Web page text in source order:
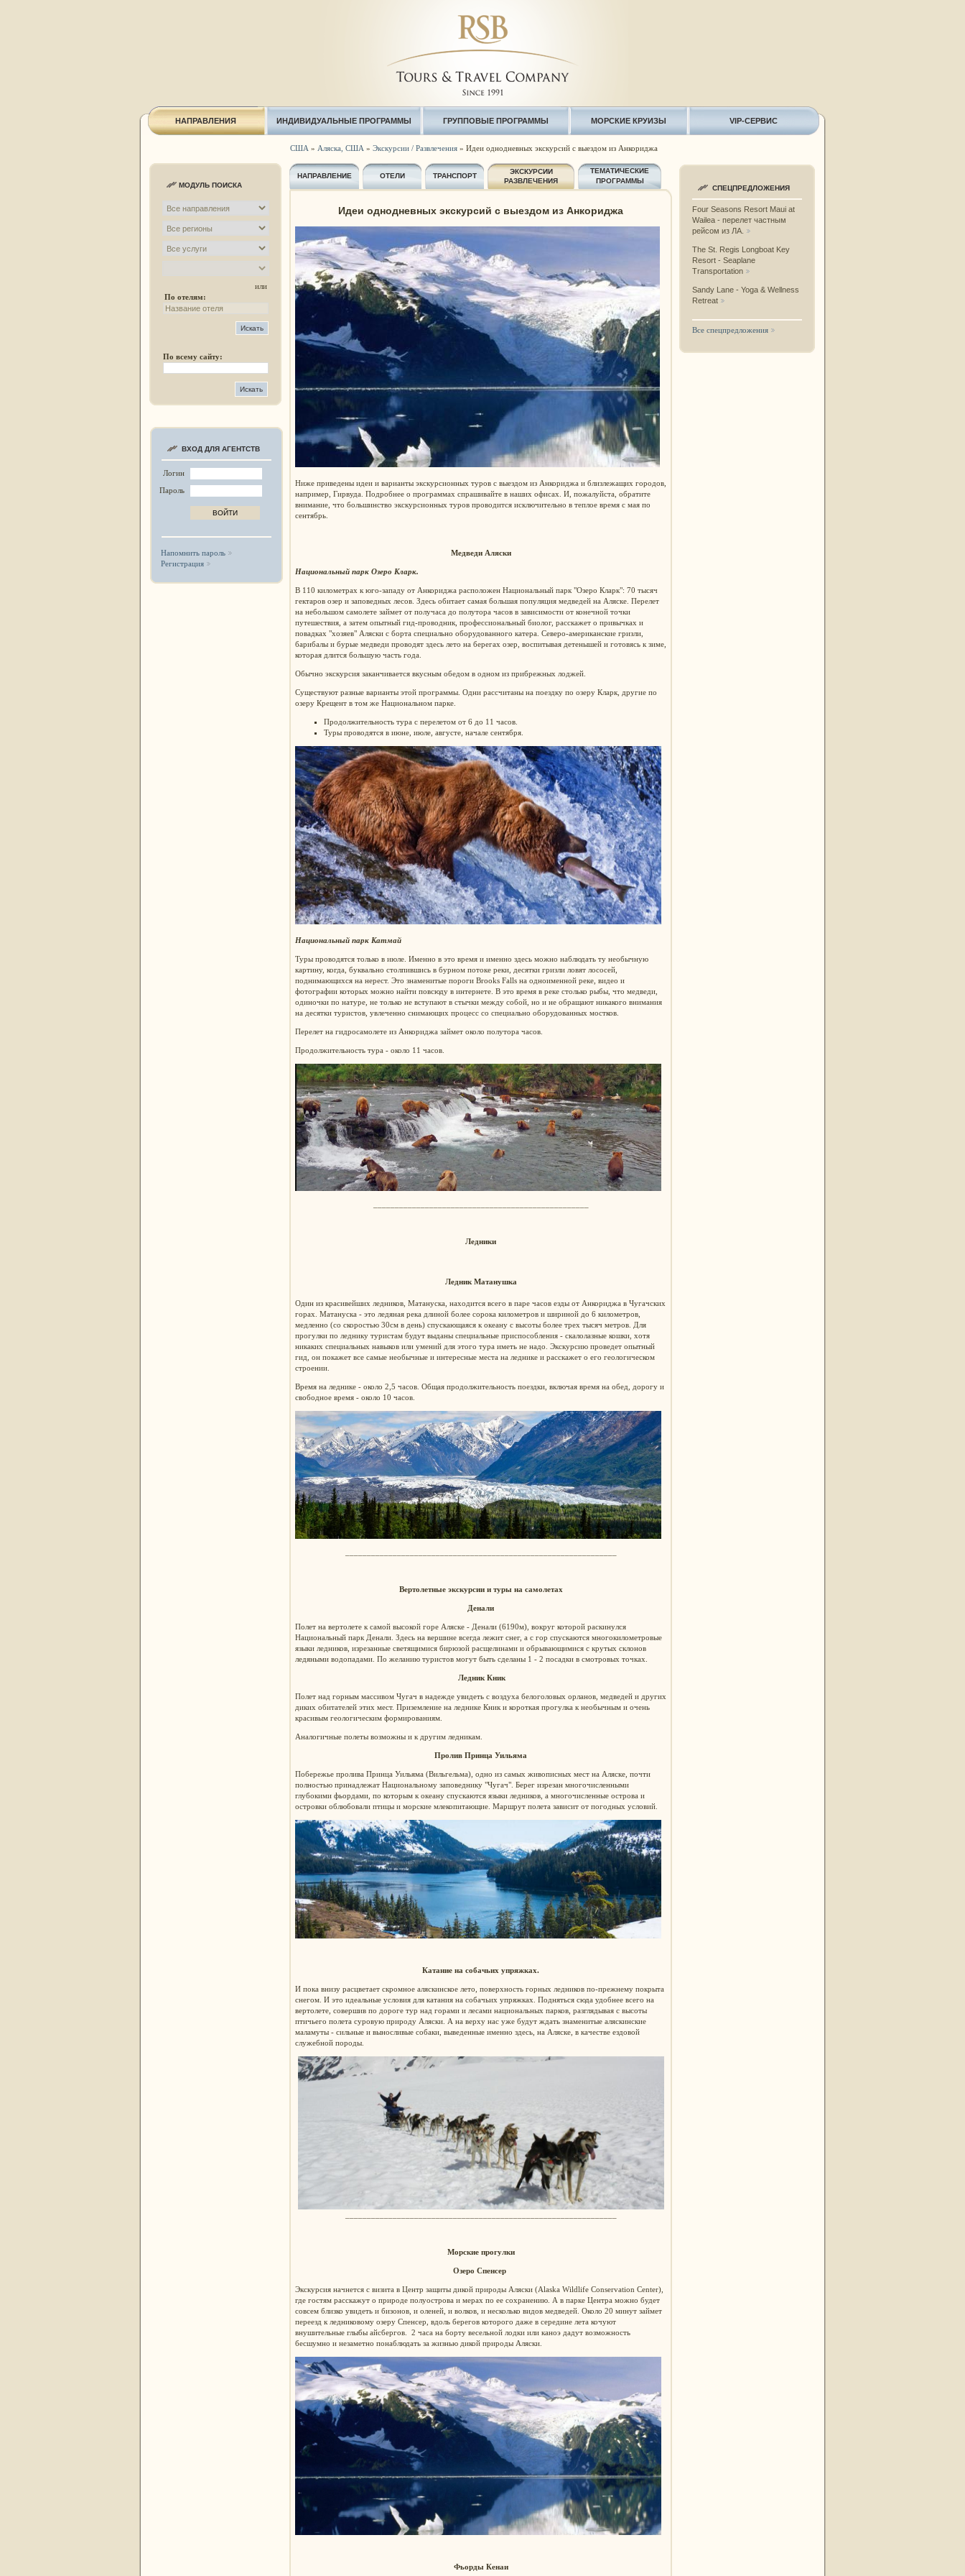
НАПРАВЛЕНИЯ ИНДИВИДУАЛЬНЫЕ ПРОГРАММЫ ГРУППОВЫЕ ПРОГРАММЫ МОРСКИЕ КРУИЗЫ VIP-СЕРВИС
МОДУЛЬ ПОИСКА
или
По отелям:
По всему сайту:
ВХОД ДЛЯ АГЕНТСТВ
Логин
Пароль
Напомнить пароль
Регистрация
США » Аляска, США » Экскурсии / Развлечения» Идеи однодневных экскурсий с выездом из Анкориджа
НАПРАВЛЕНИЕ ОТЕЛИ ТРАНСПОРТ
ЭКСКУРСИИ
РАЗВЛЕЧЕНИЯ
ТЕМАТИЧЕСКИЕ
ПРОГРАММЫ
Идеи однодневных экскурсий с выездом из Анкориджа
Ниже приведены идеи и варианты экскурсионных туров с выездом из Анкориджа и близлежащих городов,
например, Гирвуда. Подробнее о программах спрашивайте в наших офисах. И, пожалуйста, обратите
внимание, что большинство экскурсионных туров проводится исключительно в теплое время с мая по
сентябрь.
Медведи Аляски
Национальный парк Озеро Кларк.
В 110 километрах к юго-западу от Анкориджа расположен Национальный парк "Озеро Кларк": 70 тысяч
гектаров озер и заповедных лесов. Здесь обитает самая большая популяция медведей на Аляске. Перелет
на небольшом самолете займет от получаса до полутора часов в зависимости от конечной точки
путешествия, а затем опытный гид-проводник, профессиональный биолог, расскажет о привычках и
повадках "хозяев" Аляски с борта специально оборудованного катера. Северо-американские гризли,
барибалы и бурые медведи проводят здесь лето на берегах озер, воспитывая детенышей и готовясь к зиме,
которая длится большую часть года.
Обычно экскурсия заканчивается вкусным обедом в одном из прибрежных лоджей.
Существуют разные варианты этой программы. Одни рассчитаны на поездку по озеру Кларк, другие по
озеру Крещент в том же Национальном парке.
Продолжительность тура с перелетом от 6 до 11 часов.
Туры проводятся в июне, июле, августе, начале сентября.
Национальный парк Катмай
Туры проводятся только в июле. Именно в это время и именно здесь можно наблюдать ту необычную
картину, когда, буквально столпившись в бурном потоке реки, десятки гризли ловят лососей,
поднимающихся на нерест. Это знаменитые пороги Brooks Falls на одноименной реке, видео и
фотографии которых можно найти повсюду в интернете. В это время в реке столько рыбы, что медведи,
одиночки по натуре, не только не вступают в стычки между собой, но и не обращают никакого внимания
на десятки туристов, увлеченно снимающих процесс со специально оборудованных мостков.
Перелет на гидросамолете из Анкориджа займет около полутора часов.
Продолжительность тура - около 11 часов.
Ледники
Ледник Матанушка
Один из красивейших ледников, Матануска, находится всего в паре часов езды от Анкориджа в Чугачских
горах. Матануска - это ледяная река длиной более сорока километров и шириной до 6 километров,
медленно (со скоростью 30см в день) спускающаяся к океану с высоты более трех тысяч метров. Для
прогулки по леднику туристам будут выданы специальные приспособления - скалолазные кошки, хотя
никаких специальных навыков или умений для этого тура иметь не надо. Экскурсию проведет опытный
гид, он покажет все самые необычные и интересные места на леднике и расскажет о его геологическом
строении.
Время на леднике - около 2,5 часов. Общая продолжительность поездки, включая время на обед, дорогу и
свободное время - около 10 часов.
Вертолетные экскурсии и туры на самолетах
Денали
Полет на вертолете к самой высокой горе Аляске - Денали (6190м), вокруг которой раскинулся
Национальный парк Денали. Здесь на вершине всегда лежит снег, а с гор спускаются многокилометровые
языки ледников, изрезанные светящимися бирюзой расщелинами и обрывающимися с крутых склонов
ледяными водопадами. По желанию туристов могут быть сделаны 1 - 2 посадки в смотровых точках.
Ледник Кник
Полет над горным массивом Чугач в надежде увидеть с воздуха белоголовых орланов, медведей и других
диких обитателей этих мест. Приземление на леднике Кник и короткая прогулка к необычным и очень
красивым геологическим формированиям.
Аналогичные полеты возможны и к другим ледникам.
Пролив Принца Уильяма
Побережье пролива Принца Уильяма (Вильгельма), одно из самых живописных мест на Аляске, почти
полностью принадлежат Национальному заповеднику "Чугач". Берег изрезан многочисленными
глубокими фьордами, по которым к океану спускаются языки ледников, а многочисленные острова и
островки облюбовали птицы и морские млекопитающие. Маршрут полета зависит от погодных условий.
Катание на собачьих упряжках.
И пока внизу расцветает скромное аляскинское лето, поверхность горных ледников по-прежнему покрыта
снегом. И это идеальные условия для катания на собачьих упряжках. Подняться сюда удобнее всего на
вертолете, совершив по дороге тур над горами и лесами национальных парков, разглядывая с высоты
птичьего полета суровую природу Аляски. А на верху нас уже будут ждать знаменитые аляскинские
маламуты - сильные и выносливые собаки, выведенные именно здесь, на Аляске, в качестве ездовой
служебной породы.
Морские прогулки
Озеро Спенсер
Экскурсия начнется с визита в Центр защиты дикой природы Аляски (Alaska Wildlife Conservation Center),
где гостям расскажут о природе полуострова и мерах по ее сохранению. А в парке Центра можно будет
совсем близко увидеть и бизонов, и оленей, и волков, и несколько видов медведей. Около 20 минут займет
переезд к ледниковому озеру Спенсер, вдоль берегов которого даже в середине лета кочуют
внушительные глыбы айсбергов. 2 часа на борту весельной лодки или каноэ дадут возможность
бесшумно и незаметно понаблюдать за жизнью дикой природы Аляски.
Фьорды Кенаи
СПЕЦПРЕДЛОЖЕНИЯ
Four Seasons Resort Maui at
Wailea - перелет частным
рейсом из ЛА.
The St. Regis Longboat Key
Resort - Seaplane
Transportation
Sandy Lane - Yoga & Wellness
Retreat
Все спецпредложения